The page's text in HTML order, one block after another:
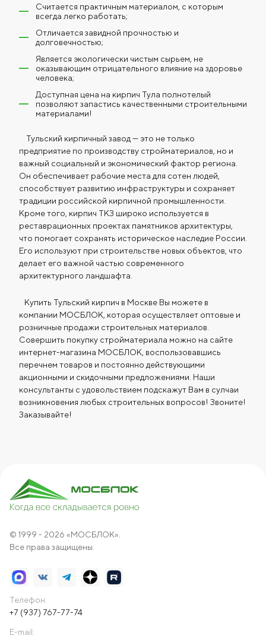
Считается практичным материалом, с которым
всегда легко работать;
Отличается завидной прочностью и
долговечностью;
Является экологически чистым сырьем, не
оказывающим отрицательного влияние на здоровье
человека;
Доступная цена на кирпич Тула полнотелый
позволяют запастись качественными строительными
материалами!
Тульский кирпичный завод — это не только
предприятие по производству стройматериалов, но и
важный социальный и экономический фактор региона.
Он обеспечивает рабочие места для сотен людей,
способствует развитию инфраструктуры и сохраняет
традиции российской кирпичной промышленности.
Кроме того, кирпич ТКЗ широко используется в
реставрационных проектах памятников архитектуры,
что помогает сохранять историческое наследие России.
Его используют при строительстве новых объектов, что
делает его важной частью современного
архитектурного ландшафта.
Купить Тульский кирпич в Москве Вы можете в
компании МОСБЛОК, которая осуществляет оптовые и
розничные продажи строительных материалов.
Совершить покупку стройматериала можно на сайте
интернет-магазина МОСБЛОК, воспользовавшись
перечнем товаров и постоянно действующими
акционными и скидочными предложениями. Наши
консультанты с удовольствием подскажут Вам в сулчаи
возникновения любых строительных вопросов! Звоните!
Заказывайте!
© 1999 - 2026 «МОСБЛОК».
Все права защищены.
Телефон:
+7 (937) 767-77-74
E-mail: